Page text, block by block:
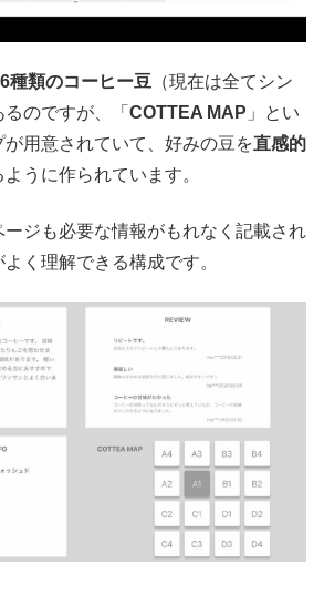
種類のコーヒー豆 （現在は全てシン
のですが、「 COTTEA MAP 」とい
が用意されていて、好みの豆を直感的
うに作られています。
ージも必要な情報がもれなく記載され
く理解できる構成です。